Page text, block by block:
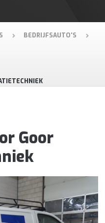
BEDRIJFSAUTO'S
Goor